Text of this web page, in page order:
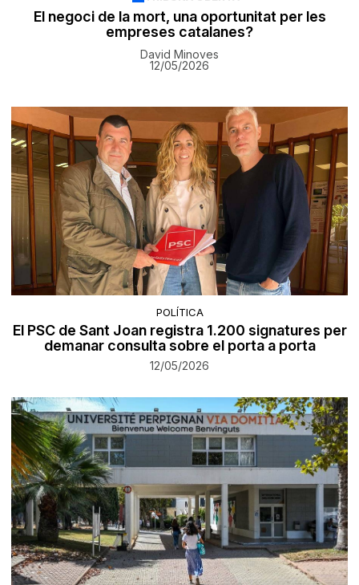
El negoci de la mort, una oportunitat per les
empreses catalanes?
David Minoves
12/05/2026
POLÍTICA
El PSC de Sant Joan registra 1.200 signatures per
demanar consulta sobre el porta a porta
12/05/2026